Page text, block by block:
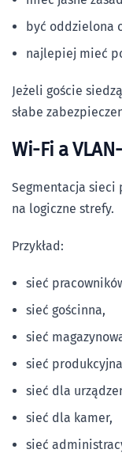
być oddzielona
najlepiej mieć
Jeżeli goście
słabe
Wi-Fi a
Segmentacja
na logiczne strefy.
Przykład:
sieć
sieć gościnna,
sieć
sieć
sieć dla
sieć dla kamer,
sieć